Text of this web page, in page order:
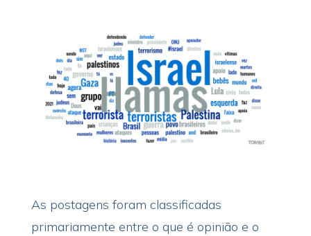
As postagens foram classificadas
primariamente entre o que é opinião e o